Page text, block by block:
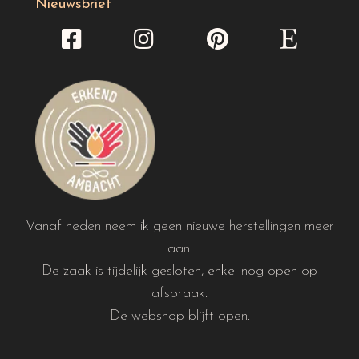
Nieuwsbrief
Vanaf heden neem ik geen nieuwe herstellingen meer
aan.
De zaak is tijdelijk gesloten, enkel nog open op
afspraak.
De webshop blijft open.